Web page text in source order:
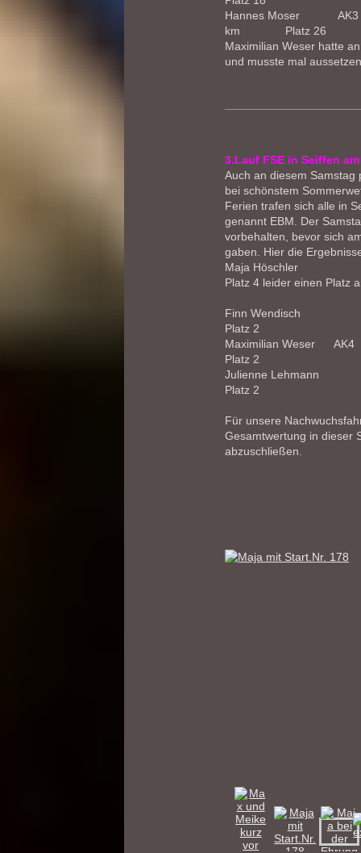
Hannes Moser
km Platz 26
Maximilian Weser hatte
und musste mal
3.Lauf FSE in Seiffen
Auch an diesem Samstag
bei schönstem
Ferien trafen sich alle in
genannt EBM. Der
vorbehalten, bevor sich
gaben. Hier die
Maja
Platz 4 leider einen Platz
Finn
Platz 2
Maximilian Weser
Platz 2
Platz 2
Für unsere
Gesamtwertung in dieser
abzuschließen.